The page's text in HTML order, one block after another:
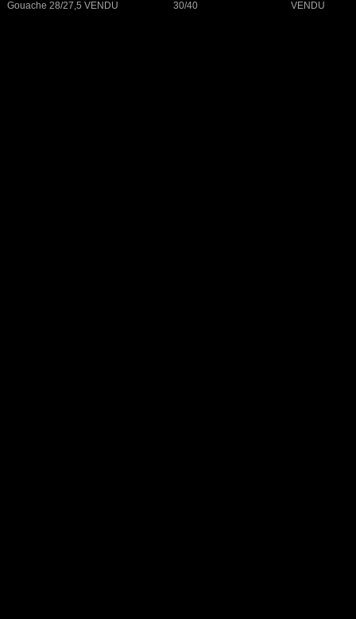
Gouache 28/27,5 VENDU
30/40
VENDU